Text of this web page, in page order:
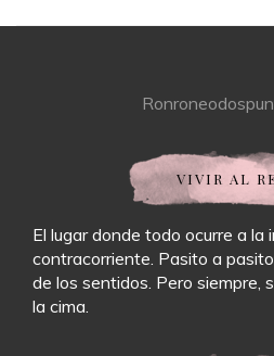
VIVIR AL
El lugar donde todo ocurre a la
contracorriente. Pasito a
de los sentidos. Pero siempre,
la cima.